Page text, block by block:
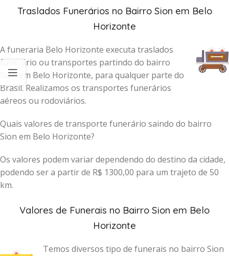
Traslados Funerários no Bairro Sion em Belo
Horizonte
A funeraria Belo Horizonte executa traslados
funerário ou transportes partindo do bairro
Sion em Belo Horizonte, para qualquer parte do
Brasil. Realizamos os transportes funerários
aéreos ou rodoviários.
Quais valores de transporte funerário saindo do bairro
Sion em Belo Horizonte?
Os valores podem variar dependendo do destino da cidade,
podendo ser a partir de R$ 1300,00 para um trajeto de 50
km.
Valores de Funerais no Bairro Sion em Belo
Horizonte
Temos diversos tipo de funerais no bairro Sion